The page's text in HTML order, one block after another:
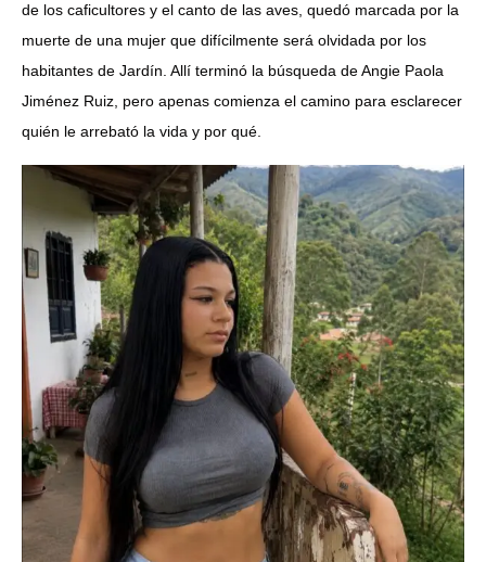
de los caficultores y el canto de las aves, quedó marcada por la
muerte de una mujer que difícilmente será olvidada por los
habitantes de Jardín. Allí terminó la búsqueda de Angie Paola
Jiménez Ruiz, pero apenas comienza el camino para esclarecer
quién le arrebató la vida y por qué.